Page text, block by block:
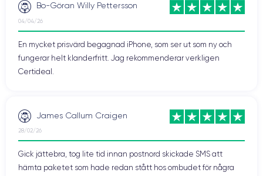
Bo-Göran Willy Pettersson
04/04/26
En mycket prisvärd begagnad iPhone, som ser ut som ny och
fungerar helt klanderfritt. Jag rekommenderar verkligen
Certideal.
James Callum Craigen
28/02/26
Gick jättebra, tog lite tid innan postnord skickade SMS att
hämta paketet som hade redan stått hos ombudet för några